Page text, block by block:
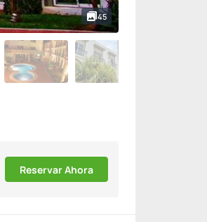
45
Reservar Ahora